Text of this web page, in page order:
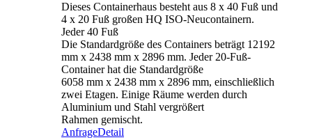
Dieses Containerhaus besteht aus 8 x 40 Fuß und
4 x 20 Fuß großen HQ ISO-Neucontainern.
Jeder 40 Fuß
Die Standardgröße des Containers beträgt 12192
mm x 2438 mm x 2896 mm. Jeder 20-Fuß-
Container hat die Standardgröße
6058 mm x 2438 mm x 2896 mm, einschließlich
zwei Etagen. Einige Räume werden durch
Aluminium und Stahl vergrößert
Rahmen gemischt.
AnfrageDetail